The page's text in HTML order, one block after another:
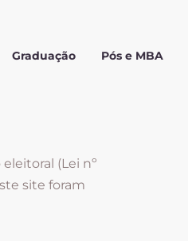
Graduação Pós e MBA
(Lei nº
site foram